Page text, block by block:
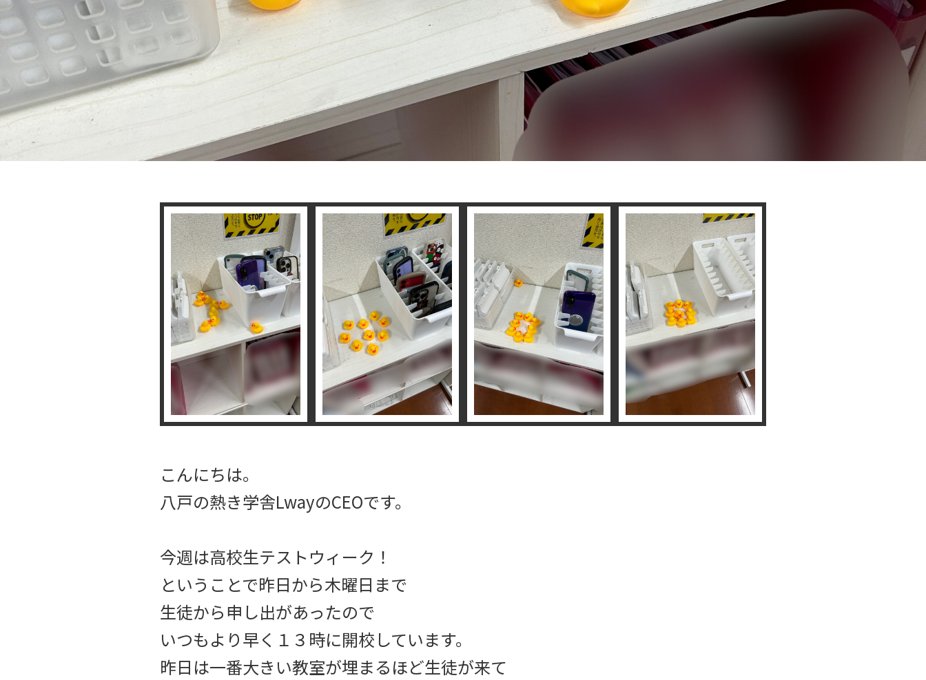
こんにちは。
八戸の熱き学舎LwayのCEOです。
今週は高校生テストウィーク！
ということで昨日から木曜日まで
生徒から申し出があったので
いつもより早く１３時に開校しています。
昨日は一番大きい教室が埋まるほど生徒が来て